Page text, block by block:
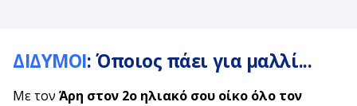
ΔΙΔΥΜΟΙ: Όποιος πάει για μαλλί...
Με τον Άρη στον 2ο ηλιακό σου οίκο όλο τον